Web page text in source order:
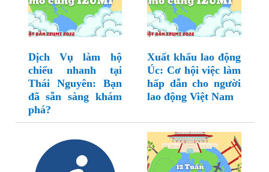
Dịch Vụ làm hộ
chiếu nhanh tại
Thái Nguyên: Bạn
đã sẵn sàng khám
phá?
Xuất khẩu lao động
Úc: Cơ hội việc làm
hấp dẫn cho người
lao động Việt Nam